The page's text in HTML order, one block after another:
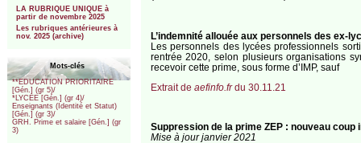
LA RUBRIQUE UNIQUE à
partir de novembre 2025
Les rubriques antérieures à
nov. 2025 (archive)
Mots-clés
**EDUCATION PRIORITAIRE
[Gén.] (gr 5)/
*LYCEE [Gén.] (gr 4)/
Enseignants (Identité et Statut)
[Gén.] (gr 3)/
GRH. Prime et salaire [Gén.] (gr
3)
L’indemnité allouée aux personnels des ex-
Les personnels des lycées professionnels
rentrée 2020, selon plusieurs organisations
recevoir cette prime, sous forme d’IMP, sauf
Extrait de aefinfo.frdu 30.11.21
Suppression de la prime ZEP : nouveau
Mise à jour janvier 2021